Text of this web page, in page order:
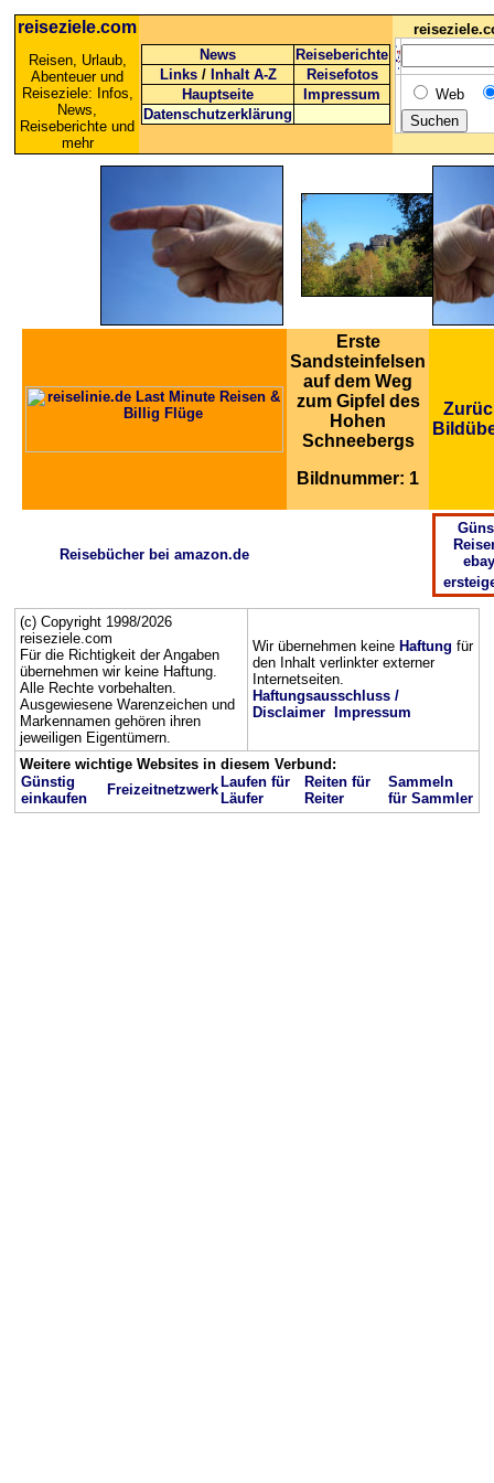
reiseziele.com
Reisen, Urlaub,
Abenteuer und
Reiseziele: Infos,
News,
Reiseberichte und
mehr
News
Reiseberichte
Links / Inhalt A-Z
Reisefotos
Hauptseite
Impressum
Datenschutzerklärung
Web
Erste
Sandsteinfelsen
auf dem Weg
zum Gipfel des
Hohen
Schneebergs
Bildnummer: 1
Reisebücher bei amazon.de
(c) Copyright 1998/2026
reiseziele.com
Für die Richtigkeit der Angaben
übernehmen wir keine Haftung.
Alle Rechte vorbehalten.
Ausgewiesene Warenzeichen und
Markennamen gehören ihren
jeweiligen Eigentümern.
Wir übernehmen keine Haftung für
den Inhalt verlinkter externer
Internetseiten.
Haftungsausschluss /
Disclaimer
Impressum
Weitere wichtige Websites in diesem Verbund:
Günstig
einkaufen
Freizeitnetzwerk Laufen für
Läufer
Reiten für
Reiter
Sammeln
für Sammler